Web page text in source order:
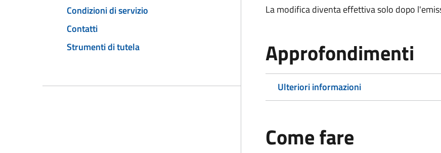
Condizioni di servizio
Contatti
Strumenti di tutela
La modifica diventa effettiva solo dopo
Approfondimenti
Ulteriori informazioni
Come fare